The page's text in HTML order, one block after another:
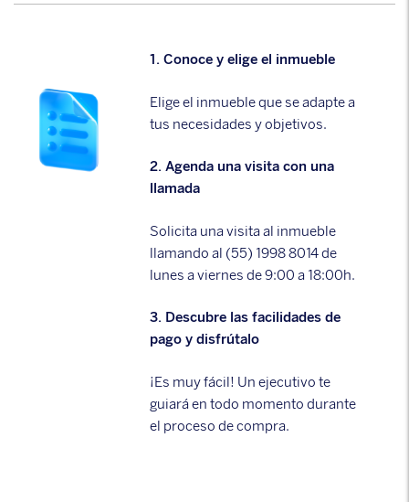
1. Conoce y elige el inmueble
Elige el inmueble que se adapte a
tus necesidades y objetivos.
2. Agenda una visita con una
llamada
Solicita una visita al inmueble
llamando al (55) 1998 8014 de
lunes a viernes de 9:00 a 18:00h.
3. Descubre las facilidades de
pago y disfrútalo
¡Es muy fácil! Un ejecutivo te
guiará en todo momento durante
el proceso de compra.